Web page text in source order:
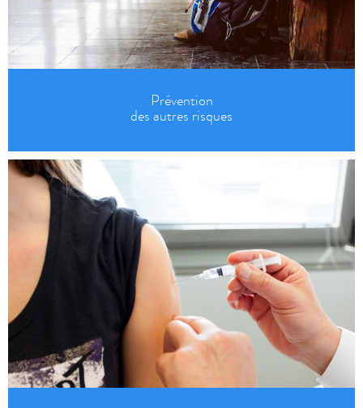
Prévention
des autres risques